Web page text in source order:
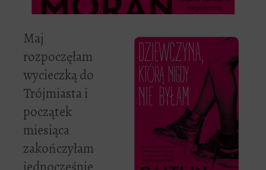
Maj
rozpoczęłam
wycieczką do
Trójmiasta i
początek
miesiąca
zakończyłam